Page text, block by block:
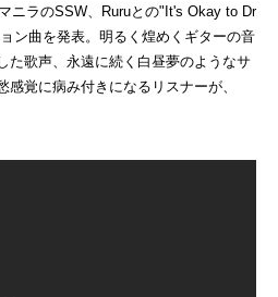
ニラのSSW、Ruruとの"It's Okay to Dr
ン曲を発表。明るく煌めくギターの音
た歌声、永遠に続く白昼夢のようなサ
覚に病み付きになるリスナーが、